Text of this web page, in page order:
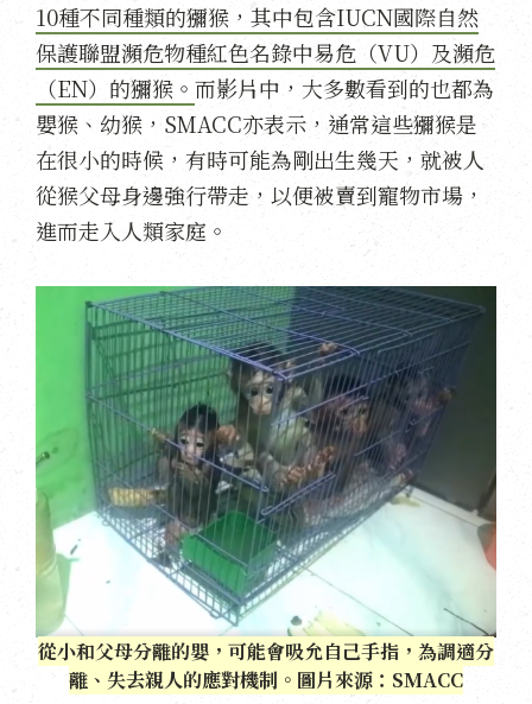
10種不同種類的獼猴，其中包含IUCN國際自然
保護聯盟瀕危物種紅色名錄中易危（VU）及瀕危
（EN）的獼猴。 而影片中，大多數看到的也都為
嬰猴、幼猴，SMACC亦表示，通常這些獼猴是
在很小的時候，有時可能為剛出生幾天，就被人
從猴父母身邊強行帶走，以便被賣到寵物市場，
進而走入人類家庭。
從小和父母分離的嬰，可能會吸允自己手指，為調適分
離、失去親人的應對機制。圖片來源：SMACC